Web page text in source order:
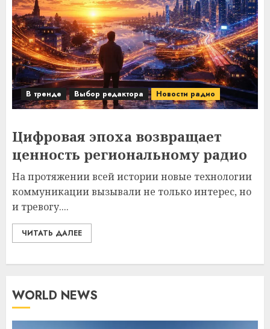
В тренде Выбор редактора Новости радио
Цифровая эпоха возвращает
ценность региональному радио
На протяжении всей истории новые технологии
коммуникации вызывали не только интерес, но
и тревогу....
ЧИТАТЬ ДАЛЕЕ
WORLD NEWS